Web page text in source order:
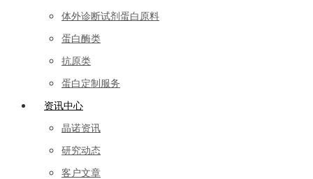
体外诊断试剂蛋白原料
蛋白酶类
抗原类
蛋白定制服务
资讯中心
晶诺资讯
研究动态
客户文章